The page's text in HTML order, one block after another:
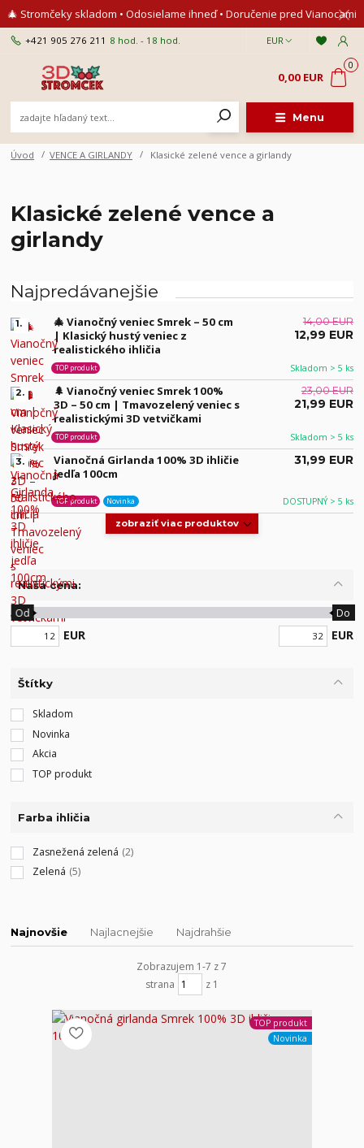
🎄 Stromčeky skladom • Odosielame ihneď • Doručenie pred Vianocami
Menu
EUR
+421 905 276 211 8 hod. - 18 hod.
0
0,00 EUR
Úvod VENCE A GIRLANDY Klasické zelené vence a girlandy
Klasické zelené vence a
girlandy
Najpredávanejšie
1.
🎄 Vianočný veniec Smrek – 50 cm
| Klasický hustý veniec z
realistického ihličia
Skladom > 5 ks
TOP produkt
14,00 EUR
12,99 EUR
2.
🌲 Vianočný veniec Smrek 100%
3D – 50 cm | Tmavozelený veniec s
realistickými 3D vetvičkami
Skladom > 5 ks
TOP produkt
23,00 EUR
21,99 EUR
3.
Vianočná Girlanda 100% 3D ihličie
jedľa 100cm
DOSTUPNÝ > 5 ks
TOP produkt Novinka
31,99 EUR
zobraziť viac produktov
Naša cena:
EUR
Od Do
EUR
Štítky
Skladom
Novinka
Akcia
TOP produkt
Farba ihličia
Zasnežená zelená (2)
Zelená (5)
Najnovšie Najlacnejšie Najdrahšie
Zobrazujem 1-7 z 7
strana
z 1
TOP produkt
Novinka